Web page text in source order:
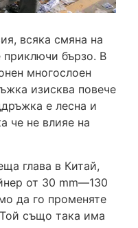
всяка смяна на
бързо. В
многослоен
изисква повече
е лесна и
че не влияе на
глава в Китай,
от 30 mm—130
да го променяте
също така има